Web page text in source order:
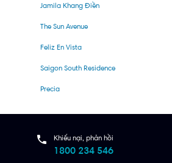
Jamila Khang Điền
The Sun Avenue
Feliz En Vista
Saigon South Residence
Precia
Khiếu nại, phản hồi
1800 234 546